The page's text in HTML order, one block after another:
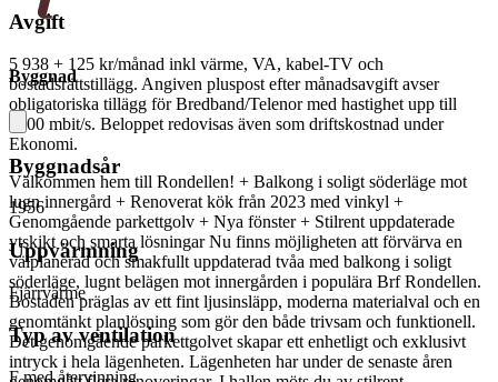
Avgift
5 938 + 125 kr/månad inkl värme, VA, kabel-TV och
bostadsrättstillägg. Angiven pluspost efter månadsavgift avser
obligatoriska tillägg för Bredband/Telenor med hastighet upp till
1000 mbit/s. Beloppet redovisas även som driftskostnad under
Ekonomi.
Välkommen hem till Rondellen! + Balkong i soligt söderläge mot
lugn innergård + Renoverat kök från 2023 med vinkyl +
Genomgående parkettgolv + Nya fönster + Stilrent uppdaterade
ytskikt och smarta lösningar Nu finns möjligheten att förvärva en
välplanerad och smakfullt uppdaterad tvåa med balkong i soligt
söderläge, lugnt belägen mot innergården i populära Brf Rondellen.
Bostaden präglas av ett fint ljusinsläpp, moderna materialval och en
genomtänkt planlösning som gör den både trivsam och funktionell.
Det genomgående parkettgolvet skapar ett enhetligt och exklusivt
intryck i hela lägenheten. Lägenheten har under de senaste åren
Byggnad
Byggnadsår
1956
Uppvärmning
Fjärrvärme
Typ av ventilation
F med återvinning